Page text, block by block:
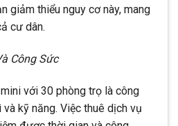
giảm thiểu nguy cơ này, mang
cư dân.
Công Sức
với 30 phòng trọ là công
kỹ năng. Việc thuê dịch vụ